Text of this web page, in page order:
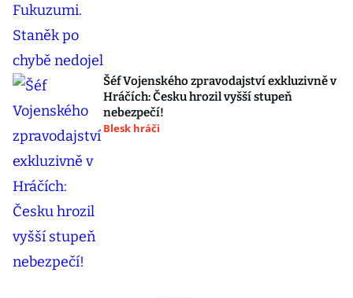
Šéf Vojenského zpravodajství exkluzivně v
Hráčích: Česku hrozil vyšší stupeň
nebezpečí!
Blesk hráči